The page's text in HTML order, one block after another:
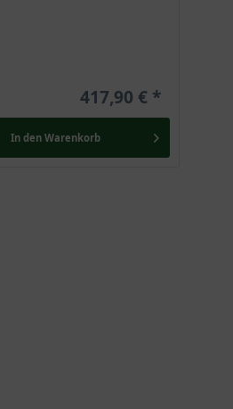
417,90 €
In den Warenkorb